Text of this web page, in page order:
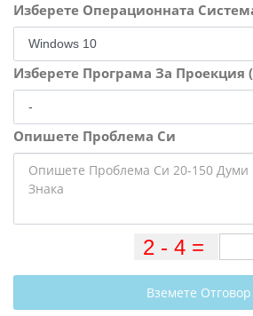
Изберете Операционната
Изберете Програма За Проекция
Опишете Проблема Си
Вземете Отговор